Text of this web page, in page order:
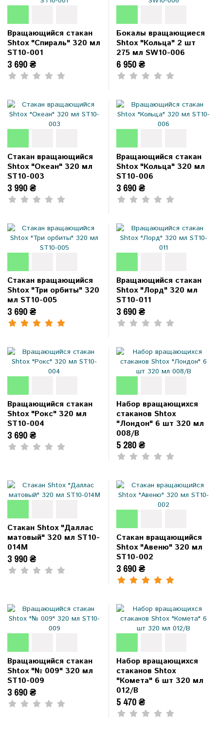
Вращающийся стакан
Shtox "Спираль" 320 мл
ST10-001
3 690 ₴
Бокалы вращающиеся
Shtox "Кольца" 2 шт
275 мл SW10-006
6 950 ₴
Стакан вращающийся
Shtox "Океан" 320 мл
ST10-003
3 990 ₴
Вращающийся стакан
Shtox "Кольца" 320 мл
ST10-006
3 690 ₴
Стакан вращающийся
Shtox "Три орбиты" 320
мл ST10-005
3 690 ₴
Вращающийся стакан
Shtox "Лорд" 320 мл
ST10-011
3 690 ₴
Вращающийся стакан
Shtox "Рокс" 320 мл
ST10-004
3 690 ₴
Набор вращающихся
стаканов Shtox
"Лондон" 6 шт 320 мл
008/B
5 280 ₴
Стакан Shtox "Даллас
матовый" 320 мл ST10-
014M
3 990 ₴
Стакан вращающийся
Shtox "Авеню" 320 мл
ST10-002
3 690 ₴
Вращающийся стакан
Shtox "№ 009" 320 мл
ST10-009
3 690 ₴
Набор вращающихся
стаканов Shtox
"Комета" 6 шт 320 мл
012/B
5 470 ₴